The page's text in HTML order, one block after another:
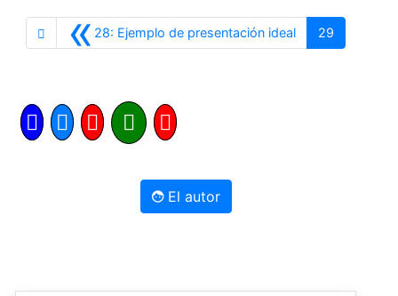
«28: Ejemplo de presentación idealAnterior
29
El autor